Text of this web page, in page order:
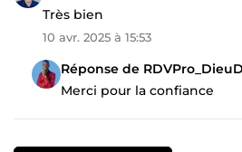
Très bien
10 avr. 2025 à 15:53
Réponse de
Merci pour la confiance